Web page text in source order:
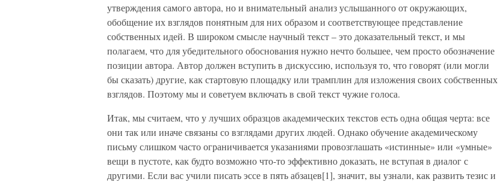
утверждения самого автора, но и внимательный анализ услышанного от окружающих,
обобщение их взглядов понятным для них образом и соответствующее представление
собственных идей. В широком смысле научный текст – это доказательный текст, и мы
полагаем, что для убедительного обоснования нужно нечто большее, чем просто обозначение
позиции автора. Автор должен вступить в дискуссию, используя то, что говорят (или могли
бы сказать) другие, как стартовую площадку или трамплин для изложения своих собственных
взглядов. Поэтому мы и советуем включать в свой текст чужие голоса.
Итак, мы считаем, что у лучших образцов академических текстов есть одна общая черта: все
они так или иначе связаны со взглядами других людей. Однако обучение академическому
письму слишком часто ограничивается указаниями провозглашать «истинные» или «умные»
вещи в пустоте, как будто возможно что-то эффективно доказать, не вступая в диалог с
другими. Если вас учили писать эссе в пять абзацев[1], значит, вы узнали, как развить тезис и